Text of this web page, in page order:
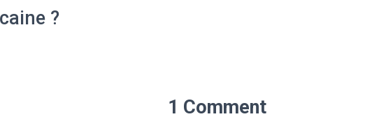
?
1 Comment